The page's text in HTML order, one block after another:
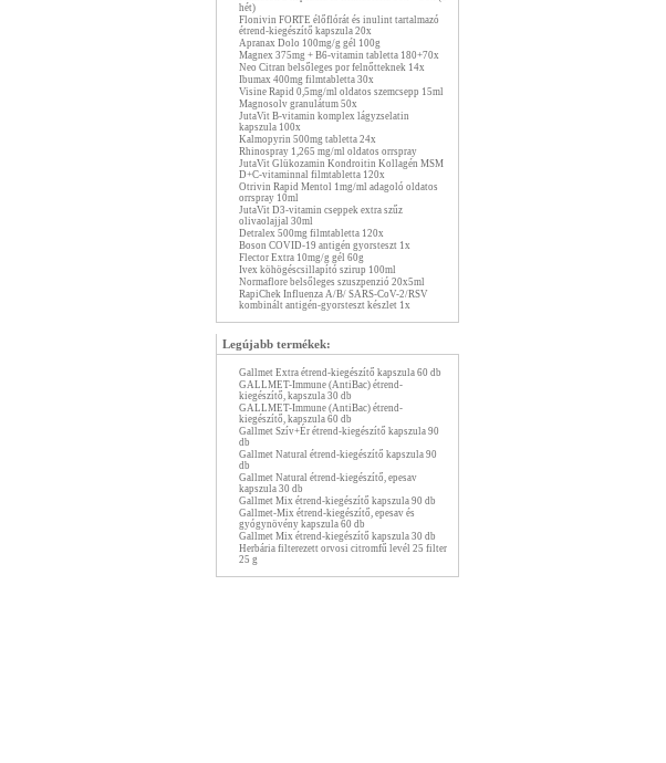
hét)
Flonivin FORTE élőflórát és inulint tartalmazó
étrend-kiegészítő kapszula 20x
Apranax Dolo 100mg/g gél 100g
Magnex 375mg + B6-vitamin tabletta 180+70x
Neo Citran belsőleges por felnőtteknek 14x
Ibumax 400mg filmtabletta 30x
Visine Rapid 0,5mg/ml oldatos szemcsepp 15ml
Magnosolv granulátum 50x
JutaVit B-vitamin komplex lágyzselatin
kapszula 100x
Kalmopyrin 500mg tabletta 24x
Rhinospray 1,265 mg/ml oldatos orrspray
JutaVit Glükozamin Kondroitin Kollagén MSM
D+C-vitaminnal filmtabletta 120x
Otrivin Rapid Mentol 1mg/ml adagoló oldatos
orrspray 10ml
JutaVit D3-vitamin cseppek extra szűz
olivaolajjal 30ml
Detralex 500mg filmtabletta 120x
Boson COVID-19 antigén gyorsteszt 1x
Flector Extra 10mg/g gél 60g
Ivex köhögéscsillapító szirup 100ml
Normaflore belsőleges szuszpenzió 20x5ml
RapiChek Influenza A/B/ SARS-CoV-2/RSV
kombinált antigén-gyorsteszt készlet 1x
Legújabb termékek:
Gallmet Extra étrend-kiegészítő kapszula 60 db
GALLMET-Immune (AntiBac) étrend-
kiegészítő, kapszula 30 db
GALLMET-Immune (AntiBac) étrend-
kiegészítő, kapszula 60 db
Gallmet Szív+Ér étrend-kiegészítő kapszula 90
db
Gallmet Natural étrend-kiegészítő kapszula 90
db
Gallmet Natural étrend-kiegészítő, epesav
kapszula 30 db
Gallmet Mix étrend-kiegészítő kapszula 90 db
Gallmet-Mix étrend-kiegészítő, epesav és
gyógynövény kapszula 60 db
Gallmet Mix étrend-kiegészítő kapszula 30 db
Herbária filterezett orvosi citromfű levél 25 filter
25 g